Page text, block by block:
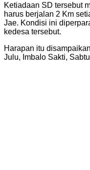
Ketiadaan SD tersebut
harus berjalan 2 Km
Jae. Kondisi ini
kedesa tersebut.
Harapan itu
Julu, Imbalo Sakti,